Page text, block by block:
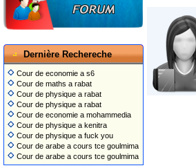
Dernière Rechereche
Cour de economie a s6
Cour de maths a rabat
Cour de physique a rabat
Cour de physique a rabat
Cour de economie a mohammedia
Cour de physique a kenitra
Cour de physique a fuck you
Cour de arabe a cours tce goulmima
Cour de arabe a cours tce goulmima